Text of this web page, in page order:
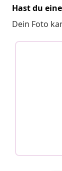
Hast du
Dein Foto